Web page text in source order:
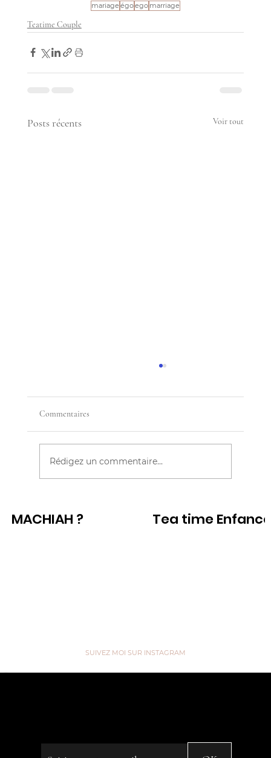
mariage égoego marriage
Teatime Couple
Posts récents Voir tout
MA CHÈRE! J'EXIGE LE RESPECT
Commentaires
Rédigez un commentaire...
MACHIAH ? Tea time
SUIVEZ MOI SUR INSTAGRAM